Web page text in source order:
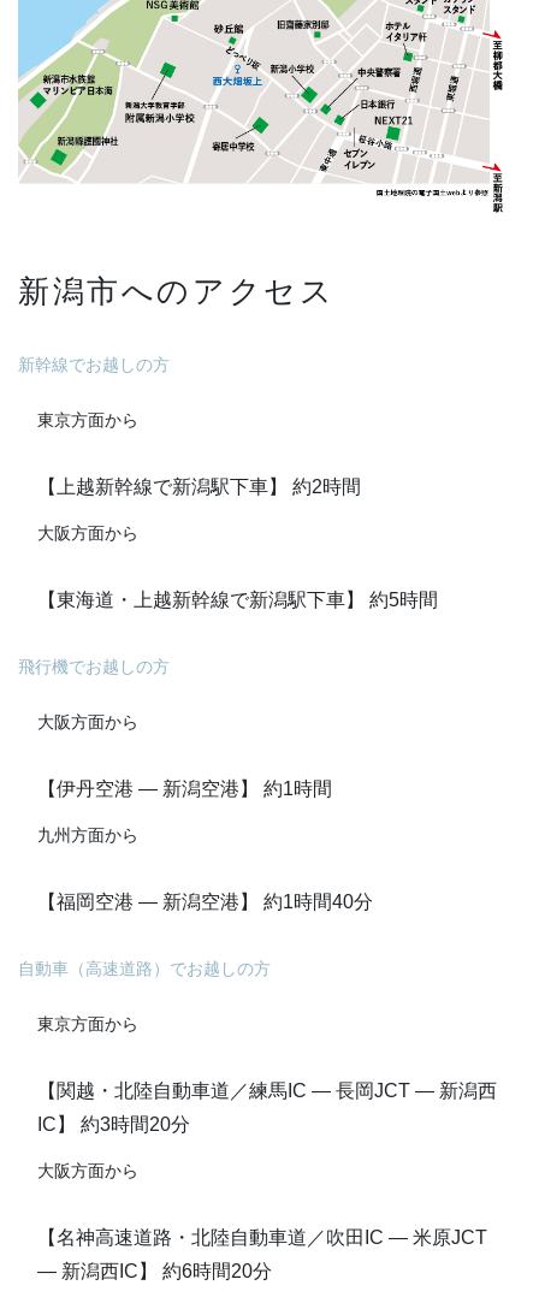
新潟市へのアクセス
新幹線でお越しの方
東京方面から
【上越新幹線で新潟駅下車】 約2時間
大阪方面から
【東海道・上越新幹線で新潟駅下車】 約5時間
飛行機でお越しの方
大阪方面から
【伊丹空港 ― 新潟空港】 約1時間
九州方面から
【福岡空港 ― 新潟空港】 約1時間40分
自動車（高速道路）でお越しの方
東京方面から
【関越・北陸自動車道／練馬IC ― 長岡JCT ― 新潟西
IC】 約3時間20分
大阪方面から
【名神高速道路・北陸自動車道／吹田IC ― 米原JCT
― 新潟西IC】 約6時間20分